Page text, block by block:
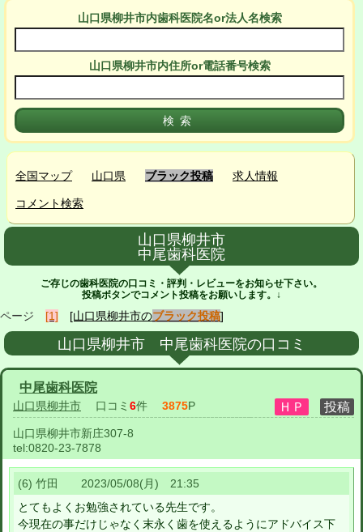
山口県柳井市内歯科医院名or法人名検索
山口県柳井市内住所or電話番号検索
全国マップ 山口県 ブラック投稿 求人情報
コメント検索
山口県柳井市
中尾歯科医院
ご存じの歯科医院の口コミ・評判・レビューをお知らせ下さい。
投稿ボタンでコメント投稿をお願いします。↓
ページ [1] [山口県柳井市のブラック投稿]
山口県柳井市 中尾歯科医院の口コミ
中尾歯科医院
山口県柳井市 口コミ 6件 3875P
山口県柳井市新庄307-8
tel:0820-23-7878
(6) 竹田 2023/05/08(月) 21:35
とてもよくお勉強されている先生です。
今現在の事だけじゃなく末永く歯を使えるようにアドバイス下